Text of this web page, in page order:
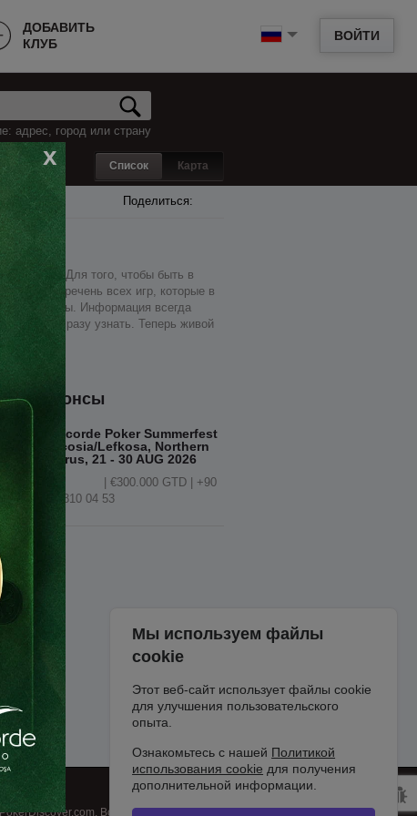
ВОЙТИ
ДОБАВИТЬ
КЛУБ
адрес, город или страну
Список Карта
x
Поделиться:
месте. Для того, чтобы быть в
же перечень всех игр, которые в
для игры. Информация всегда
сможете сразу узнать. Теперь живой
Анонсы
Concorde Poker Summerfest
| Nicosia/Lefkosa, Northern
Cyprus, 21 - 30 AUG 2026
| €300.000 GTD | +90
548 810 04 53
Все права защищены.
Мы используем файлы
cookie
Этот веб-сайт использует файлы cookie
для улучшения пользовательского
опыта.
Ознакомьтесь с нашей Политикой
использования cookie для получения
дополнительной информации.